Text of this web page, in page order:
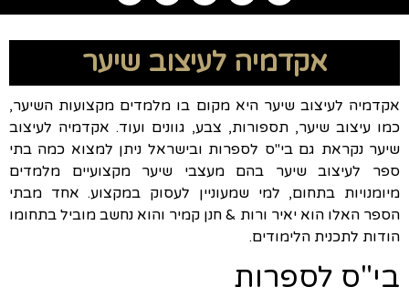
אקדמיה לעיצוב שיער
אקדמיה לעיצוב שיער היא מקום בו מלמדים מקצועות השיער,
כמו עיצוב שיער, תספורות, צבע, גוונים ועוד. אקדמיה לעיצוב
שיער נקראת גם בי"ס לספרות ובישראל ניתן למצוא כמה בתי
ספר לעיצוב שיער בהם מעצבי שיער מקצועיים מלמדים
מיומנויות בתחום, למי שמעוניין לעסוק במקצוע. אחד מבתי
הספר האלו הוא יאיר ורות & חנן קמיר והוא נחשב מוביל בתחומו
הודות לתכנית הלימודים.
בי"ס לספרות